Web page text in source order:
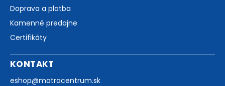
Doprava a platba
Kamenné predajne
Certifikáty
KONTAKT
eshop@matracentrum.sk